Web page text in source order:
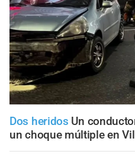
Dos heridos Un
un choque múltiple en